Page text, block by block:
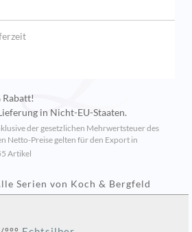
Rabatt!
in Nicht-EU-Staaten.
der gesetzlichen Mehrwertsteuer des
Netto-Preise gelten für den Export in
Artikel
Serien von Koch & Bergfeld